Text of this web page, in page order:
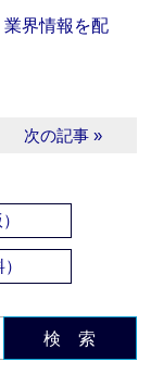
界情報を配
次の記事 »
検 索